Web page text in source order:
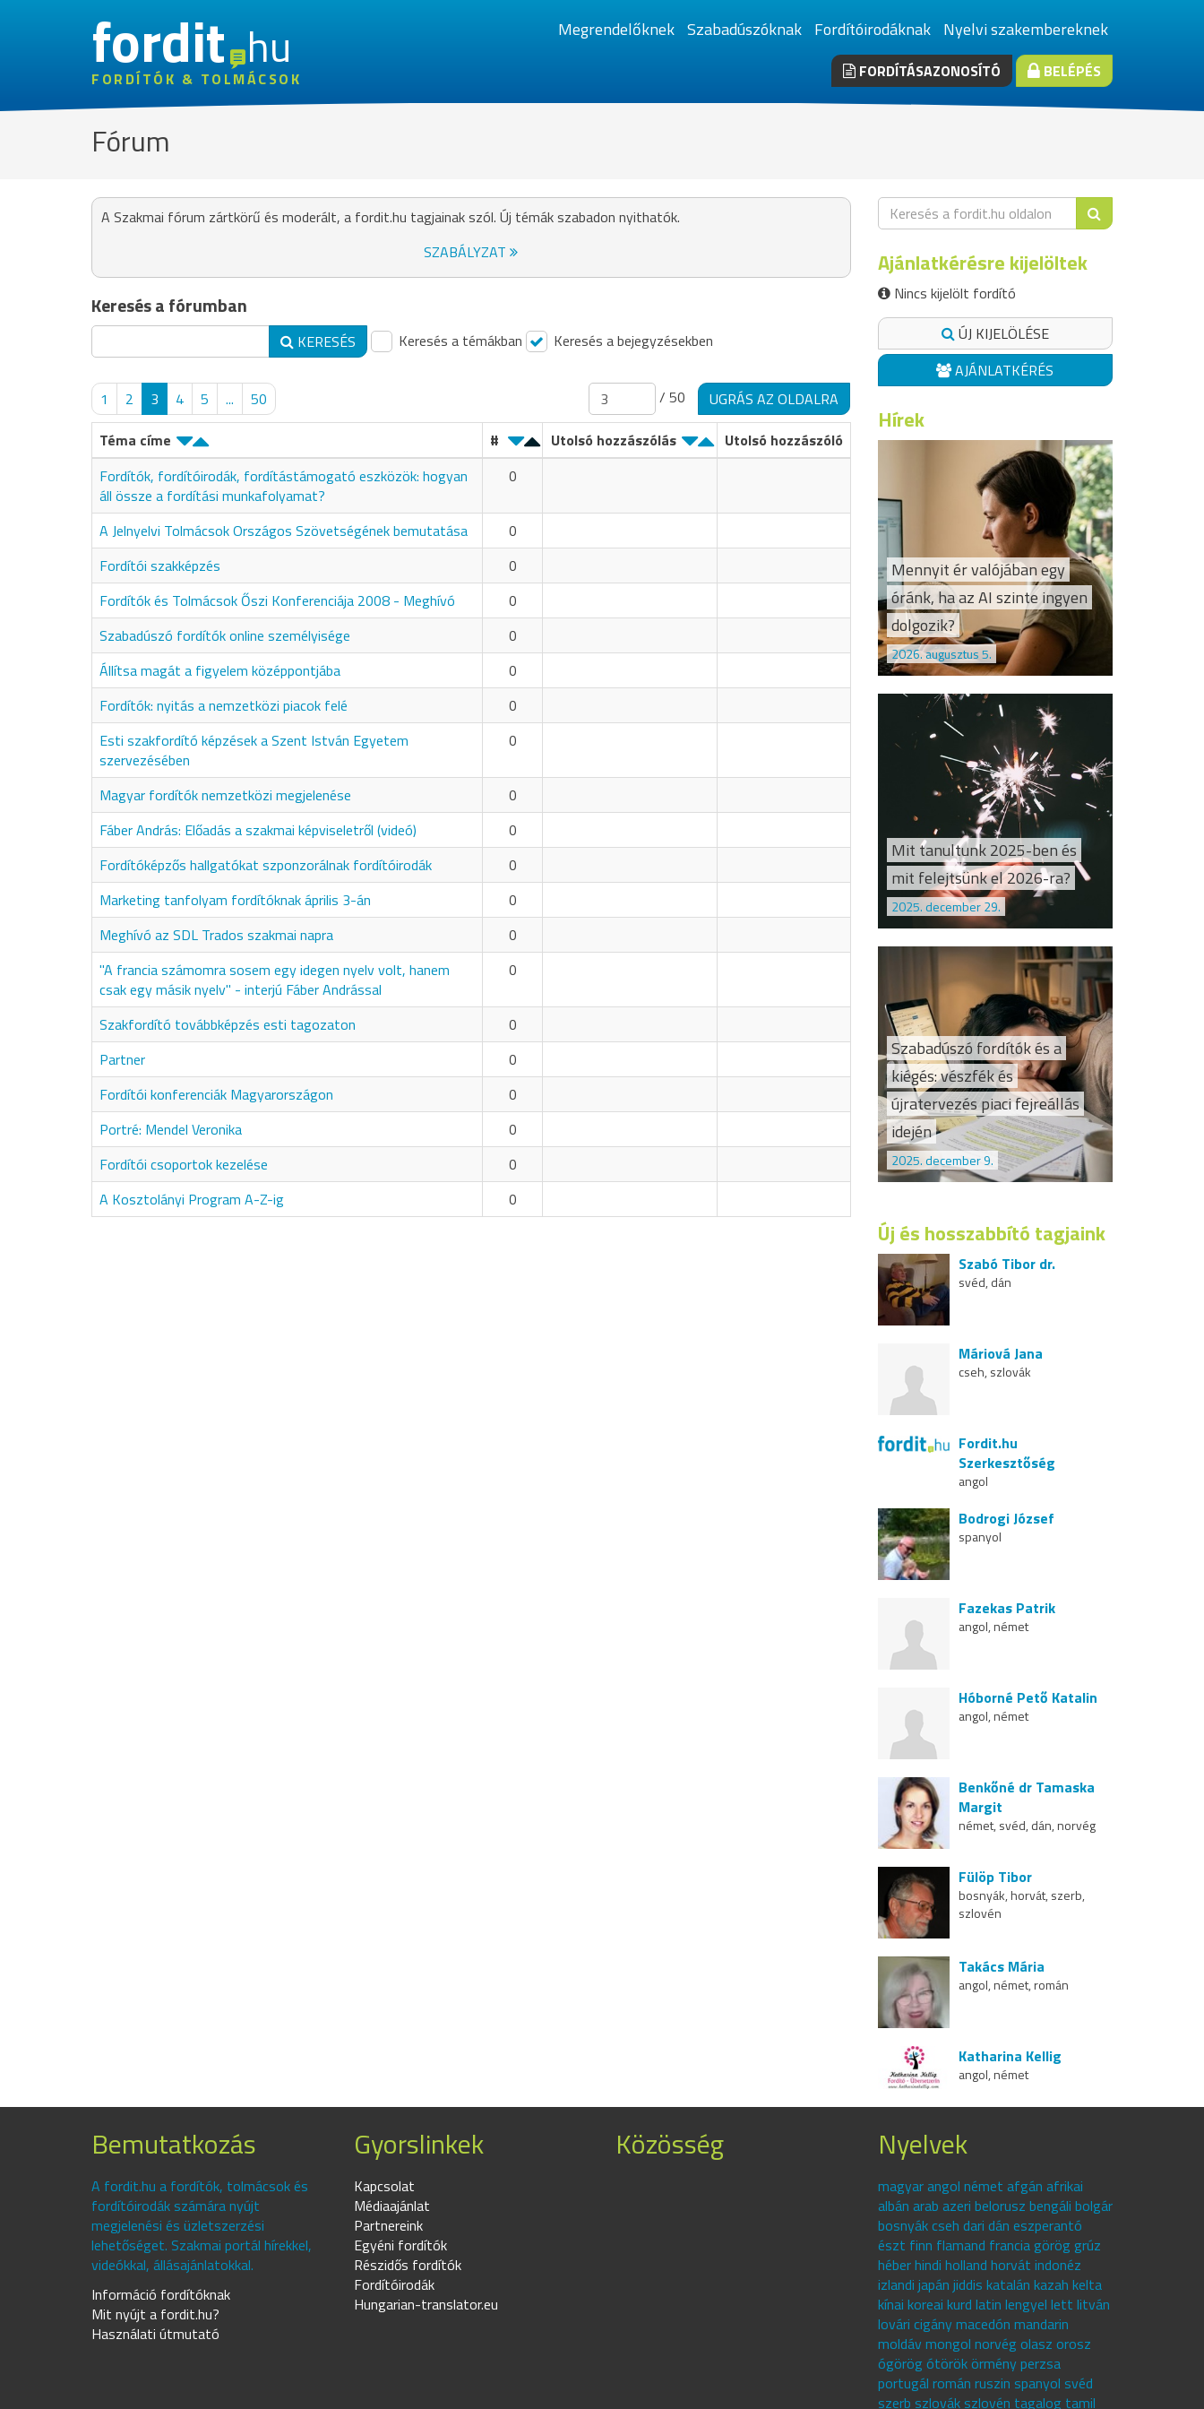
fordithu
FORDÍTÓK & TOLMÁCSOK
Megrendelőknek Szabadúszóknak Fordítóirodáknak Nyelvi szakembereknek
FORDÍTÁSAZONOSÍTÓ BELÉPÉS
Fórum
A Szakmai fórum zártkörű és moderált, a fordit.hu tagjainak szól. Új témák szabadon nyithatók.
SZABÁLYZAT
Keresés a fórumban
KERESÉS Keresés a témákban Keresés a bejegyzésekben
1 2 3 4 5 ... 50 / 50
UGRÁS AZ OLDALRA
Téma címe
# Utolsó hozzászólás
Utolsó hozzászóló
Fordítók, fordítóirodák, fordítástámogató eszközök: hogyan
áll össze a fordítási munkafolyamat?
0
A Jelnyelvi Tolmácsok Országos Szövetségének bemutatása
0
Fordítói szakképzés
0
Fordítók és Tolmácsok Őszi Konferenciája 2008 - Meghívó
0
Szabadúszó fordítók online személyisége
0
Állítsa magát a figyelem középpontjába
0
Fordítók: nyitás a nemzetközi piacok felé
0
Esti szakfordító képzések a Szent István Egyetem
szervezésében
0
Magyar fordítók nemzetközi megjelenése
0
Fáber András: Előadás a szakmai képviseletről (videó)
0
Fordítóképzős hallgatókat szponzorálnak fordítóirodák
0
Marketing tanfolyam fordítóknak április 3-án
0
Meghívó az SDL Trados szakmai napra
0
"A francia számomra sosem egy idegen nyelv volt, hanem
csak egy másik nyelv" - interjú Fáber Andrással
0
Szakfordító továbbképzés esti tagozaton
0
Partner
0
Fordítói konferenciák Magyarországon
0
Portré: Mendel Veronika
0
Fordítói csoportok kezelése
0
A Kosztolányi Program A-Z-ig
0
Ajánlatkérésre kijelöltek
Nincs kijelölt fordító
ÚJ KIJELÖLÉSE
AJÁNLATKÉRÉS
Hírek
Mennyit ér valójában egy
óránk, ha az AI szinte ingyen
dolgozik?
2026. augusztus 5.
Mit tanultunk 2025-ben és
mit felejtsünk el 2026-ra?
2025. december 29.
Szabadúszó fordítók és a
kiégés: vészfék és
újratervezés piaci fejreállás
idején
2025. december 9.
Új és hosszabbító tagjaink
Szabó Tibor dr.
svéd, dán
Máriová Jana
cseh, szlovák
Fordit.hu
Szerkesztőség
angol
Bodrogi József
spanyol
Fazekas Patrik
angol, német
Hóborné Pető Katalin
angol, német
Benkőné dr Tamaska
Margit
német, svéd, dán, norvég
Fülöp Tibor
bosnyák, horvát, szerb,
szlovén
Takács Mária
angol, német, román
Katharina Kellig
angol, német
Bemutatkozás
A fordit.hu a fordítók, tolmácsok és
fordítóirodák számára nyújt
megjelenési és üzletszerzési
lehetőséget. Szakmai portál hírekkel,
videókkal, állásajánlatokkal.
Információ fordítóknak
Mit nyújt a fordit.hu?
Használati útmutató
Gyorslinkek
Kapcsolat
Médiaajánlat
Partnereink
Egyéni fordítók
Részidős fordítók
Fordítóirodák
Hungarian-translator.eu
Közösség Nyelvek
magyar angol német afgán afrikai
albán arab azeri belorusz bengáli bolgár
bosnyák cseh dari dán eszperantó
észt finn flamand francia görög grúz
héber hindi holland horvát indonéz
izlandi japán jiddis katalán kazah kelta
kínai koreai kurd latin lengyel lett litván
lovári cigány macedón mandarin
moldáv mongol norvég olasz orosz
ógörög ótörök örmény perzsa
portugál román ruszin spanyol svéd
szerb szlovák szlovén tagalog tamil